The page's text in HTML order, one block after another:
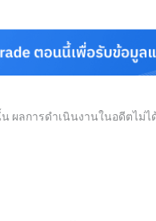
ผลการดำเนินงานในอดีตไม่